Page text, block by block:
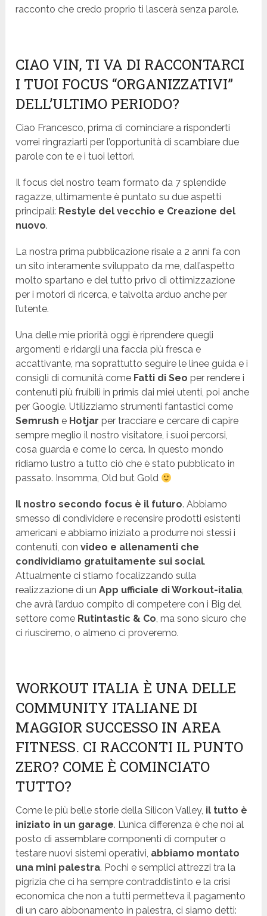
racconto che credo proprio ti lascerà senza parole.
CIAO VIN, TI VA DI RACCONTARCI
I TUOI FOCUS “ORGANIZZATIVI”
DELL’ULTIMO PERIODO?
Ciao Francesco, prima di cominciare a risponderti
vorrei ringraziarti per l’opportunità di scambiare due
parole con te e i tuoi lettori.
Il focus del nostro team formato da 7 splendide
ragazze, ultimamente è puntato su due aspetti
principali: Restyle del vecchio e Creazione del
nuovo.
La nostra prima pubblicazione risale a 2 anni fa con
un sito interamente sviluppato da me, dall’aspetto
molto spartano e del tutto privo di ottimizzazione
per i motori di ricerca, e talvolta arduo anche per
l’utente.
Una delle mie priorità oggi è riprendere quegli
argomenti e ridargli una faccia più fresca e
accattivante, ma soprattutto seguire le linee guida e i
consigli di comunità come Fatti di Seo per rendere i
contenuti più fruibili in primis dai miei utenti, poi anche
per Google. Utilizziamo strumenti fantastici come
Semrush e Hotjar per tracciare e cercare di capire
sempre meglio il nostro visitatore, i suoi percorsi,
cosa guarda e come lo cerca. In questo mondo
ridiamo lustro a tutto ciò che è stato pubblicato in
passato. Insomma, Old but Gold
Il nostro secondo focus è il futuro. Abbiamo
smesso di condividere e recensire prodotti esistenti
americani e abbiamo iniziato a produrre noi stessi i
contenuti, convideo e allenamenti che
condividiamo gratuitamente sui social.
Attualmente ci stiamo focalizzando sulla
realizzazione di unApp ufficiale di Workout-italia,
che avrà l’arduo compito di competere con i Big del
settore come Rutintastic & Co, ma sono sicuro che
ci riusciremo, o almeno ci proveremo.
WORKOUT ITALIA È UNA DELLE
COMMUNITY ITALIANE DI
MAGGIOR SUCCESSO IN AREA
FITNESS. CI RACCONTI IL PUNTO
ZERO? COME È COMINCIATO
TUTTO?
Come le più belle storie della Silicon Valley, il tutto è
iniziato in un garage. L’unica differenza è che noi al
posto di assemblare componenti di computer o
testare nuovi sistemi operativi, abbiamo montato
una mini palestra. Pochi e semplici attrezzi tra la
pigrizia che ci ha sempre contraddistinto e la crisi
economica che non a tutti permetteva il pagamento
di un caro abbonamento in palestra, ci siamo detti: